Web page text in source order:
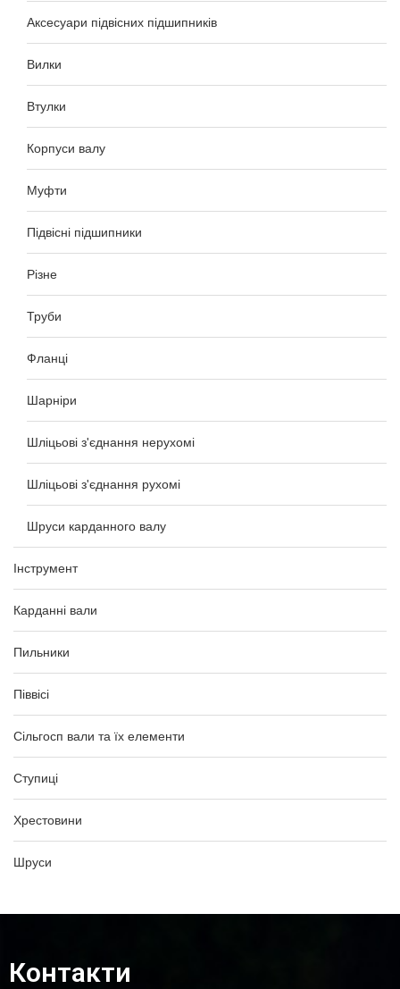
Аксесуари підвісних підшипників
Вилки
Втулки
Корпуси валу
Муфти
Підвісні підшипники
Різне
Труби
Фланці
Шарніри
Шліцьові з'єднання нерухомі
Шліцьові з'єднання рухомі
Шруси карданного валу
Інструмент
Карданні вали
Пильники
Піввісі
Сільгосп вали та їх елементи
Ступиці
Хрестовини
Шруси
Контакти